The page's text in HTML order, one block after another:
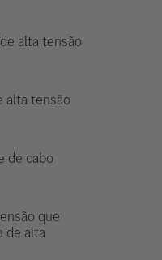
alta tensão
alta tensão
de cabo
que
de alta